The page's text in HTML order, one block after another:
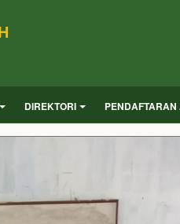
DIREKTORI